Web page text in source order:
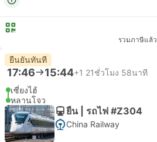
รวมภาษีแล้ว
ยืนยันทันที
17:46 15:44+1 21ชั่วโมง 58นาที
เซี่ยงไฮ้
หลานโจว
ยืน | รถไฟ #Z304
China Railway